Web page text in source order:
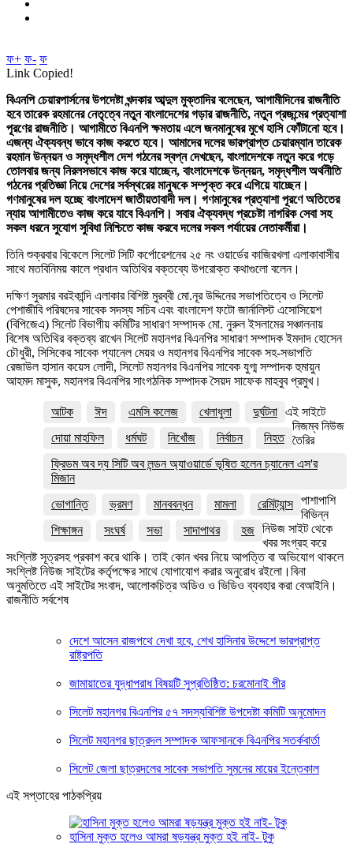
ফ+ ফ- ফ
Link Copied!
বিএনপি চেয়ারপার্সনের উপদেষ্টা খন্দকার আব্দুল মুক্তাদির বলেছেন, আগামীদিনের রাজনীতি
হবে তারেক রহমানের নেতৃত্বে নতুন বাংলাদেশের গড়ার রাজনীতি, নতুন প্রজন্মের প্রত্যাশা
পূরণের রাজনীতি। আগামীতে বিএনপি ক্ষমতায় এলে জনমানুষের মুখে হাসি ফোঁটানো হবে।
এজন্য ঐক্যবন্ধ ভাবে কাজ করতে হবে। আমাদের দলের ভারপ্রাপ্ত চেয়ারম্যান তারেক
রহমান উন্নয়ন ও সমৃদ্ধশীল দেশ গঠনের স্বপ্ন দেখছেন, বাংলাদেশকে নতুন করে গড়ে
তোলবার জন্য নিরলসভাবে কাজ করে যাচ্ছেন, বাংলাদেশকে উন্নয়ন, সমৃদ্ধশীল অর্থনীতি
গঠনের প্রতিজ্ঞা নিয়ে দেশের সর্বস্থরের মানুষকে সম্পৃক্ত করে এগিয়ে যাচ্ছেন।
গণমানুষের দল হচ্ছে বাংলাদেশ জাতীয়তাবাদী দল। গণমানুষের প্রত্যাশা পূরণে অতিতের
ন্যায় আগামীতেও কাজ করে যাবে বিএনপি। সবার ঐক্যবদ্ধ প্রচেষ্টা নাগরিক সেবা সহ
সকল ধরনে সুযোগ সুবিধা নিশ্চিতে কাজ করবে দলের সকল পর্যায়ের নেতাকর্মীরা।
তিনি শুক্রবার বিকেলে সিলেট সিটি কর্পোরেশনের ২৫ নং ওয়ার্ডের কাজিরখলা এলাকাবাসীর
সাথে মতবিনিময় কালে প্রধান অতিথির বক্তব্যে উপরোক্ত কথাগুলো বলেন।
দক্ষিণ সুরমার বরইকান্দি এলাকার বিশিষ্ট মুরব্বী মো.নূর উদ্দিনের সভাপতিত্বে ও সিলেট
পেশাজীবি পরিষদের সাবেক সদস্য সচিব এবং বাংলাদেশ ফটো জার্নালিস্ট এসোসিয়েশ
(বিপিজেএ) সিলেট বিভাগীয় কমিটির সাধারণ সম্পাদক মো. নুরুল ইসলামের সঞ্চালনায়
বিশেষ অতিথির বক্তব্য রাখেন সিলেট মহানগর বিএনপির সাধারণ সম্পাদক ইমদাদ হোসেন
চৌধুরী, সিসিকের সাবেক প্যানেল মেয়র ও মহানগর বিএনপির সাবেক সহ-সভাপতি
রেজাউল হাসান কয়েস লোদী, সিলেট মহানগর বিএনপির সাবেক যুগ্ম সম্পাদক হুমায়ুন
আহমদ মাসুক, মহানগর বিএনপির সাংগঠনিক সম্পাদক সৈয়দ সাফেক মাহবুব প্রমুখ।
আটক ঈদ এমসি কলেজ খেলাধুলা
দুর্ঘটনা
দোয়া মাহফিল
ধর্মঘট নিখোঁজ নির্বাচন
নিহত
ফ্রিডম অব দ্য সিটি অব লন্ডন অ্যাওয়ার্ডে ভূষিত হলেন চ্যানেল এস'র
মিজান
ভোগান্তি
ভ্রমণ মানববন্ধন মামলা
রেমিট্যান্স
শিক্ষাঙ্গন
সংঘর্ষ সভা সাদাপাথর হজ
এই সাইটে
নিজম্ব নিউজ
তৈরির
পাশাপাশি
বিভিন্ন
নিউজ সাইট থেকে
খবর সংগ্রহ করে
সংশ্লিষ্ট সূত্রসহ প্রকাশ করে থাকি। তাই কোন খবর নিয়ে আপত্তি বা অভিযোগ থাকলে
সংশ্লিষ্ট নিউজ সাইটের কর্তৃপক্ষের সাথে যোগাযোগ করার অনুরোধ রইলো।বিনা
অনুমতিতে এই সাইটের সংবাদ, আলোকচিত্র অডিও ও ভিডিও ব্যবহার করা বেআইনি।
রাজনীতি সর্বশেষ
দেশে আসেন রাজপথে দেখা হবে, শেখ হাসিনার উদ্দেশে ভারপ্রাপ্ত
রাষ্ট্রপতি
জামায়াতের যুদ্ধাপরাধ বিষয়টি সুপ্রতিষ্ঠিত: চরমোনাই পীর
সিলেট মহানগর বিএনপির ৫৭ সদস্যবিশিষ্ট উপদেষ্টা কমিটি অনুমোদন
সিলেট মহানগর ছাত্রদল সম্পাদক আফসানকে বিএনপির সতর্কবার্তা
সিলেট জেলা ছাত্রদলের সাবেক সভাপতি সুমনের মায়ের ইন্তেকাল
এই সপ্তাহের পাঠকপ্রিয়
হাসিনা মুক্ত হলেও আমরা ষড়যন্ত্র মুক্ত হই নাই- টুকু